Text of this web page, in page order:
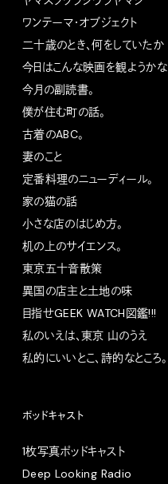
ワンテーマ・オブジェクト
二十歳のとき、何をしていたか
今日はこんな映画を観ようかな
今月の副読書。
僕が住む町の話。
古着のABC。
妻のこと
定番料理のニューディール。
家の猫の話
小さな店のはじめ方。
机の上のサイエンス。
東京五十音散策
異国の店主と土地の味
目指せGEEK WATCH図鑑!!!
私のいえは、東京 山のうえ
私的にいいとこ、詩的なところ。
ポッドキャスト
1枚写真ポッドキャスト
Deep Looking Radio